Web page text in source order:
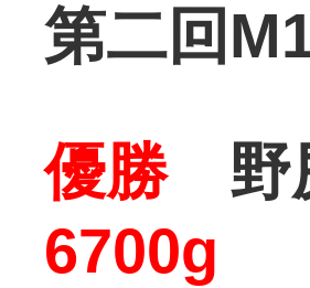
第二回
優勝野
6700g